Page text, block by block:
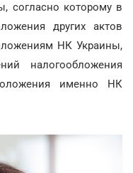
согласно которому в
других актов
НК Украины,
налогообложения
именно НК